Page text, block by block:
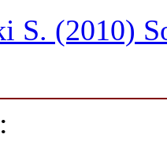
S. (2010)